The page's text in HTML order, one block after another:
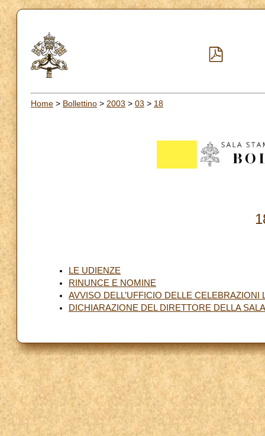
Home > Bollettino > 2003 > 03 > 18
LE UDIENZE
RINUNCE E NOMINE
AVVISO DELL’UFFICIO DELLE CELEBRAZIONI
DICHIARAZIONE DEL DIRETTORE DELLA